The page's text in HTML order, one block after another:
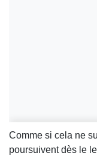
Comme si cela ne
poursuivent dès le